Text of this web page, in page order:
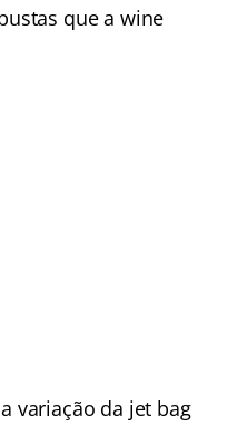
que a wine
variação da jet bag